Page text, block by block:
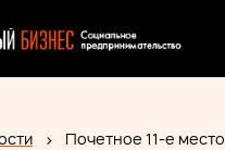
Почетное 11-е место